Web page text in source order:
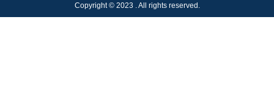
Copyright © 2023 . All rights reserved.